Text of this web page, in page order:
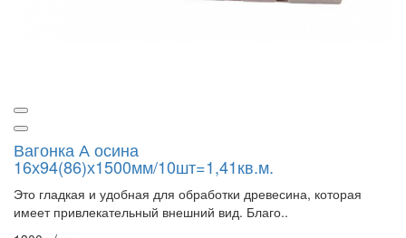
Вагонка А осина
16х94(86)х1500мм/10шт=1,41кв.м.
Это гладкая и удобная для обработки древесина, которая
имеет привлекательный внешний вид. Благо..